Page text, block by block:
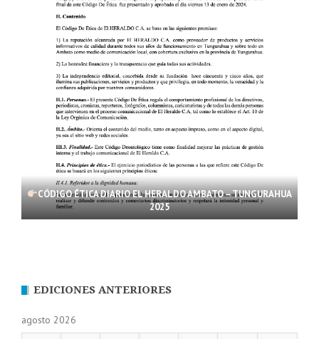
CÓDIGO ÉTICA DIARIO EL HERALDO AMBATO – TUNGURAHUA
2025
EDICIONES ANTERIORES
agosto 2026